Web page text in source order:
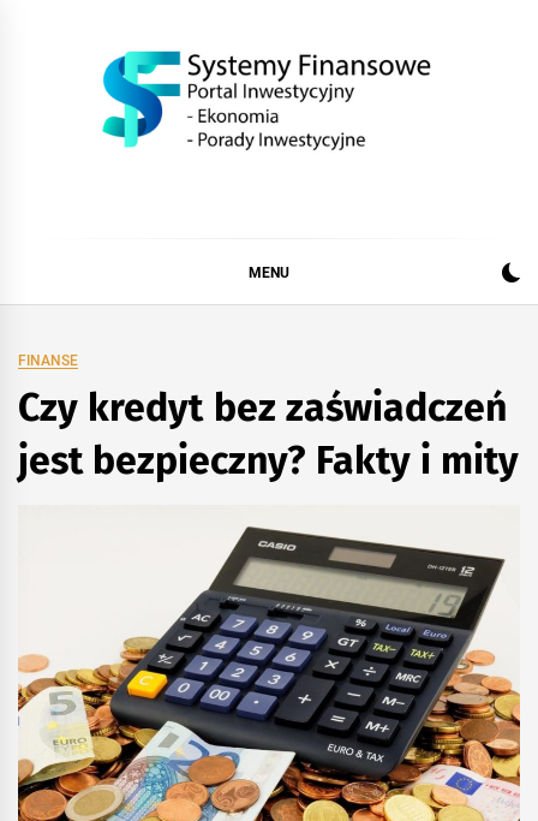
MENU
FINANSE
Czy kredyt bez zaświadczeń
jest bezpieczny? Fakty i mity